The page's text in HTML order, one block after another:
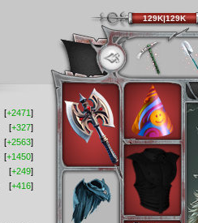
[+2471]
[+327]
[+2563]
[+1450]
[+249]
[+416]
129K|129K